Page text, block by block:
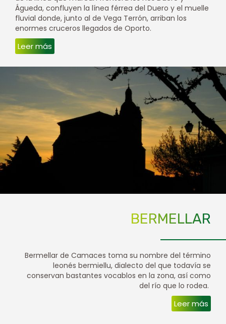
Águeda, confluyen la línea férrea del Duero y el muelle
fluvial donde, junto al de Vega Terrón, arriban los
enormes cruceros llegados de Oporto.
Leer más
BERMELLAR
Bermellar de Camaces toma su nombre del término
leonés bermiellu, dialecto del que todavía se
conservan bastantes vocablos en la zona, así como
del río que lo rodea.
Leer más